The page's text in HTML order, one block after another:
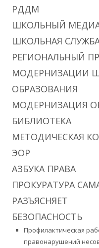
РДДМ
ШКОЛЬНЫЙ
ШКОЛЬНАЯ
РЕГИОНАЛЬНЫЙ
МОДЕРНИЗАЦИИ
ОБРАЗОВАНИЯ
МОДЕРНИЗАЦИЯ
БИБЛИОТЕКА
МЕТОДИЧЕСКАЯ
ЭОР
АЗБУКА ПРАВА
ПРОКУРАТУРА
РАЗЪЯСНЯЕТ
БЕЗОПАСНОСТЬ
Профилактическая
правонарушений